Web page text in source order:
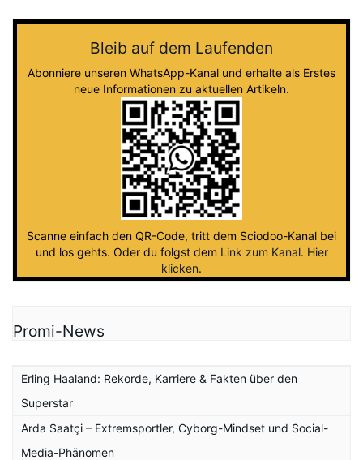
Bleib auf dem Laufenden
Abonniere unseren WhatsApp-Kanal und erhalte als Erstes
neue Informationen zu aktuellen Artikeln.
Scanne einfach den QR-Code, tritt dem Sciodoo-Kanal bei
und los gehts. Oder du folgst dem Link zum Kanal. Hier
klicken.
Promi-News
Erling Haaland: Rekorde, Karriere & Fakten über den
Superstar
Arda Saatçi – Extremsportler, Cyborg-Mindset und Social-
Media-Phänomen